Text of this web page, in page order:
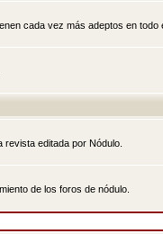
cada vez más adeptos en todo
editada por Nódulo.
de los foros de nódulo.